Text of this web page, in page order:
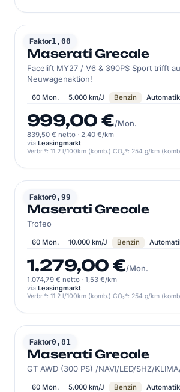
Faktor1,00
MASERATI
Maserati Grecale
Facelift MY27 / V6 & 390PS Sport trifft
Neuwagenaktion!
60 Mon. 5.000 km/J Benzin Automatik
999,00 €/Mon.
839,50 € netto · 2,40 €/km
via Leasingmarkt
Verbr.*: 11.2 l/100km (komb.) CO₂*: 254 g/km
Faktor0,99
MASERATI
Maserati Grecale
Trofeo
60 Mon. 10.000 km/J Benzin
1.279,00 €/Mon.
1.074,79 € netto · 1,53 €/km
via Leasingmarkt
Verbr.*: 11.2 l/100km (komb.) CO₂*: 254 g/km
Faktor0,81
MASERATI
Maserati Grecale
GT AWD (300 PS) /NAVI/LED/SHZ/
60 Mon. 5.000 km/J Benzin Automatik